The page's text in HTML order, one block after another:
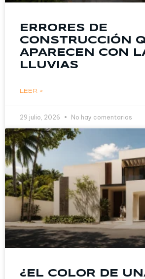
ERRORES DE
CONSTRUCCIÓN
APARECEN CON
LLUVIAS
LEER »
29 julio, 2026 No hay comentarios
¿EL COLOR DE